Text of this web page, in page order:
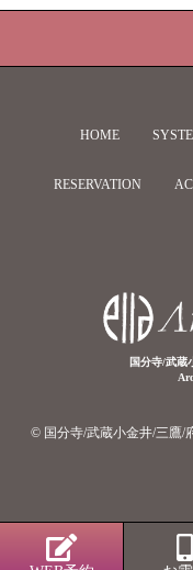
HOME
RESERVATION
国分寺/武蔵
© 国分寺/武蔵小金井/三鷹/